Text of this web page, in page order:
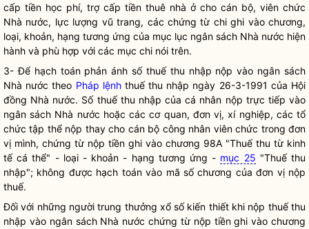
cấp tiền học phí, trợ cấp tiền thuê nhà ở cho cán bộ, viên chức
Nhà nước, lực lượng vũ trang, các chứng từ chi ghi vào chương,
loại, khoản, hạng tương ứng của mục lục ngân sách Nhà nước hiện
hành và phù hợp với các mục chi nói trên.
3- Để hạch toán phản ánh số thuế thu nhập nộp vào ngân sách
Nhà nước theo Pháp lệnhthuế thu nhập ngày 26-3-1991 của Hội
đồng Nhà nước. Số thuế thu nhập của cá nhân nộp trực tiếp vào
ngân sách Nhà nước hoặc các cơ quan, đơn vị, xí nghiệp, các tổ
chức tập thể nộp thay cho cán bộ công nhân viên chức trong đơn
vị mình, chứng từ nộp tiền ghi vào chương 98A "Thuế thu từ kinh
tế cá thể" - loại - khoản - hạng tương ứng - mục 25 "Thuế thu
nhập"; không được hạch toán vào mã số chương của đơn vị nộp
thuế.
Đối với những người trung thưởng xổ số kiến thiết khi nộp thuế thu
nhập vào ngân sách Nhà nước chứng từ nộp tiền ghi vào chương